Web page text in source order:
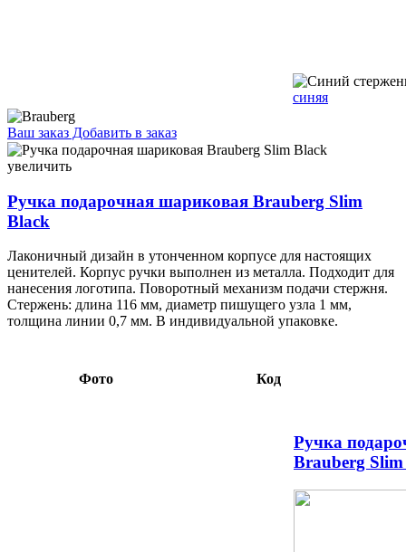
синяя
Ваш заказ Добавить в заказ
Ручка подарочная шариковая Brauberg Slim Black корпус
черный с золотистым, стержень синий 10,04 088326
увеличить
Ручка подарочная шариковая Brauberg Slim
Black
Лаконичный дизайн в утонченном корпусе для настоящих
ценителей. Корпус ручки выполнен из металла. Подходит для
нанесения логотипа. Поворотный механизм подачи стержня.
Стержень: длина 116 мм, диаметр пишущего узла 1 мм,
толщина линии 0,7 мм. В индивидуальной упаковке.
Фото Код
Ручка
Brauberg